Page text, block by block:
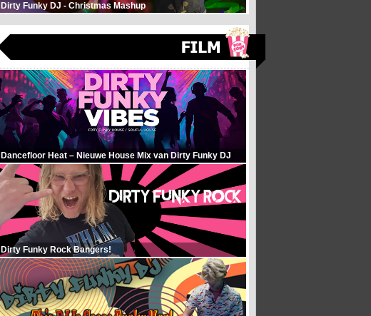
Dirty Funky DJ - Christmas Mashup
Dancefloor Heat – Nieuwe House Mix van Dirty Funky DJ
Dirty Funky Rock Bangers!